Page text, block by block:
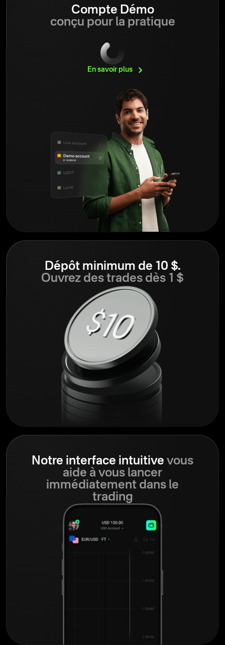
Compte Démo
conçu pour la pratique
En savoirplus
Dépôt minimum de 10 $.
Ouvrez des trades dès 1 $
Notre interface intuitive vous
aide à vous lancer
immédiatement dans le
trading